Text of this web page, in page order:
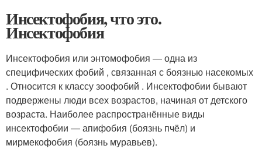
Инсектофобия, что это.
Инсектофобия
Инсектофобия или энтомофобия — одна из
специфических фобий , связанная с боязнью насекомых
. Относится к классу зоофобий . Инсектофобии бывают
подвержены люди всех возрастов, начиная от детского
возраста. Наиболее распространённые виды
инсектофобии — апифобия (боязнь пчёл) и
мирмекофобия (боязнь муравьев).